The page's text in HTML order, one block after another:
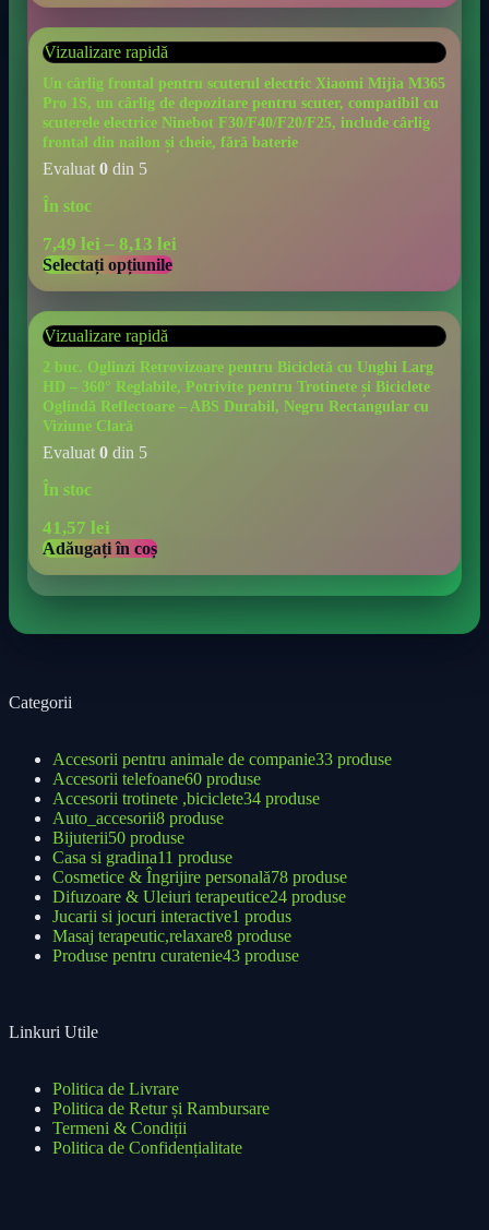
Vizualizare rapidă
Un cârlig frontal pentru scuterul electric Xiaomi Mijia M365
Pro 1S, un cârlig de depozitare pentru scuter, compatibil cu
scuterele electrice Ninebot F30/F40/F20/F25, include cârlig
frontal din nailon și cheie, fără baterie
Evaluat 0 din 5
În stoc
7,49 lei – 8,13 lei
Selectați opțiunile
Vizualizare rapidă
2 buc. Oglinzi Retrovizoare pentru Bicicletă cu Unghi Larg
HD – 360° Reglabile, Potrivite pentru Trotinete și Biciclete
Oglindă Reflectoare – ABS Durabil, Negru Rectangular cu
Viziune Clară
Evaluat 0 din 5
În stoc
41,57 lei
Adăugați în coș
Categorii
Accesorii pentru animale de companie33 produse
Accesorii telefoane60 produse
Accesorii trotinete ,biciclete34 produse
Auto_accesorii8 produse
Bijuterii50 produse
Casa si gradina11 produse
Cosmetice & Îngrijire personală78 produse
Difuzoare & Uleiuri terapeutice24 produse
Jucarii si jocuri interactive1 produs
Masaj terapeutic,relaxare8 produse
Produse pentru curatenie43 produse
Linkuri Utile
Politica de Livrare
Politica de Retur și Rambursare
Termeni & Condiții
Politica de Confidențialitate